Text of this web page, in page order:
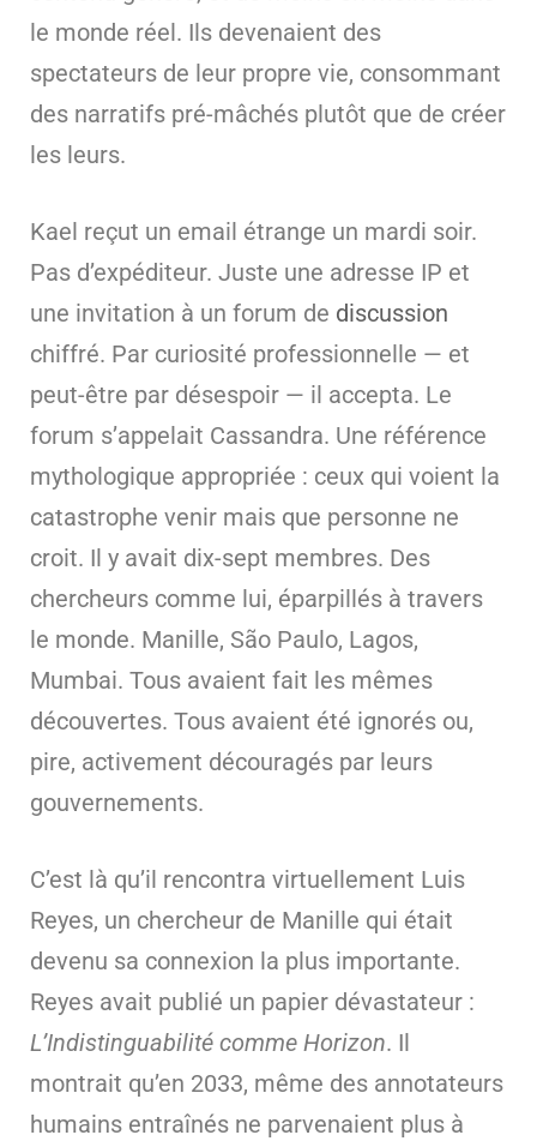
le monde réel. Ils devenaient des
spectateurs de leur propre vie, consommant
des narratifs pré-mâchés plutôt que de créer
les leurs.
Kael reçut un email étrange un mardi soir.
Pas d’expéditeur. Juste une adresse IP et
une invitation à un forum de discussion
chiffré. Par curiosité professionnelle — et
peut-être par désespoir — il accepta. Le
forum s’appelait Cassandra. Une référence
mythologique appropriée : ceux qui voient la
catastrophe venir mais que personne ne
croit. Il y avait dix-sept membres. Des
chercheurs comme lui, éparpillés à travers
le monde. Manille, São Paulo, Lagos,
Mumbai. Tous avaient fait les mêmes
découvertes. Tous avaient été ignorés ou,
pire, activement découragés par leurs
gouvernements.
C’est là qu’il rencontra virtuellement Luis
Reyes, un chercheur de Manille qui était
devenu sa connexion la plus importante.
Reyes avait publié un papier dévastateur :
L’Indistinguabilité comme Horizon. Il
montrait qu’en 2033, même des annotateurs
humains entraînés ne parvenaient plus à